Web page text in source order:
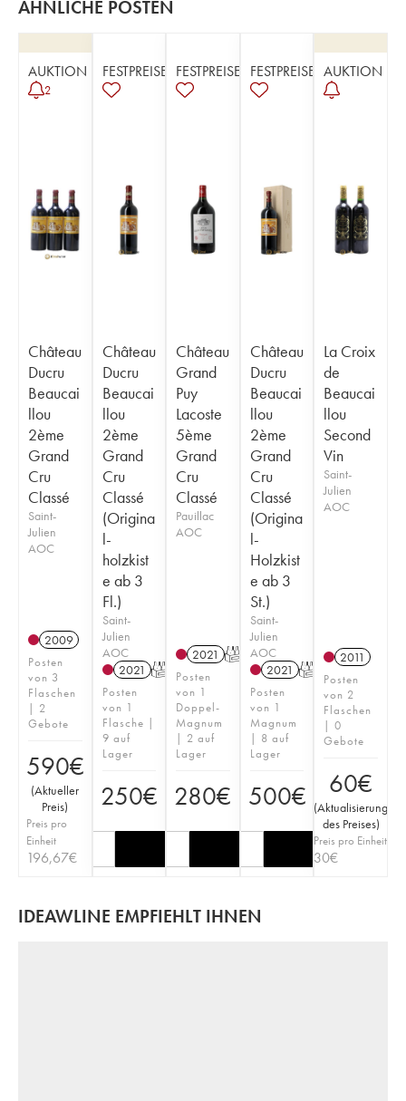
ÄHNLICHE POSTEN
AUKTION
2
Château
Ducru
Beaucai
llou
2ème
Grand
Cru
Classé
Saint-
Julien
AOC
2009
Posten
von 3
Flaschen
| 2
Gebote
590€
(Aktueller
Preis)
Preis pro
Einheit
196,67€
FESTPREISE
Château
Ducru
Beaucai
llou
2ème
Grand
Cru
Classé
(Origina
l-
holzkist
e ab 3
Fl.)
Saint-
Julien
AOC
2021 T
Posten
von 1
Flasche |
9 auf
Lager
250€
FESTPREISE
Château
Grand
Puy
Lacoste
5ème
Grand
Cru
Classé
Pauillac
AOC
2021 T
Posten
von 1
Doppel-
Magnum
| 2 auf
Lager
280€
FESTPREISE
Château
Ducru
Beaucai
llou
2ème
Grand
Cru
Classé
(Origina
l-
Holzkist
e ab 3
St.)
Saint-
Julien
AOC
2021 T
Posten
von 1
Magnum
| 8 auf
Lager
500€
AUKTION
La Croix
de
Beaucai
llou
Second
Vin
Saint-
Julien
AOC
2011
Posten
von 2
Flaschen
| 0
Gebote
60€
(Aktualisierung
des Preises)
Preis pro Einheit
30€
IDEAWLINE EMPFIEHLT IHNEN